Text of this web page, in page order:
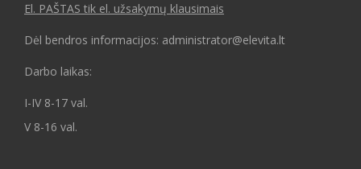
El. PAŠTAS tik el. užsakymų klausimais
Dėl bendros informacijos: administrator@elevita.lt
Darbo laikas:
I-IV 8-17 val.
V 8-16 val.